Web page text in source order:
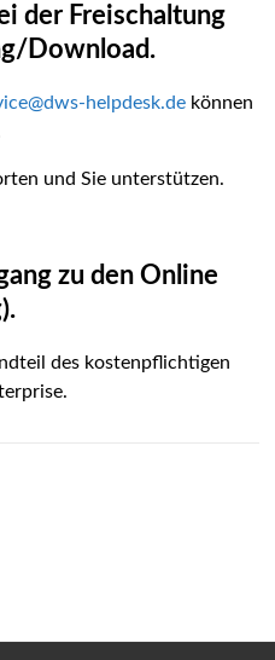
der Freischaltung
Download.
helpdesk.de können
und Sie unterstützen.
zu den Online
des kostenpflichtigen